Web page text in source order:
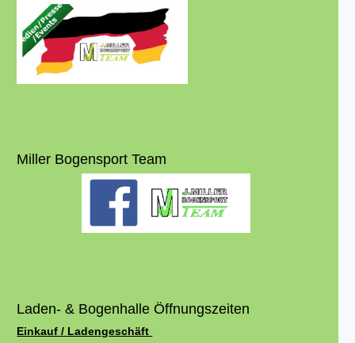
Miller Bogensport Team
Laden- & Bogenhalle Öffnungszeiten
Einkauf / Ladengeschäft